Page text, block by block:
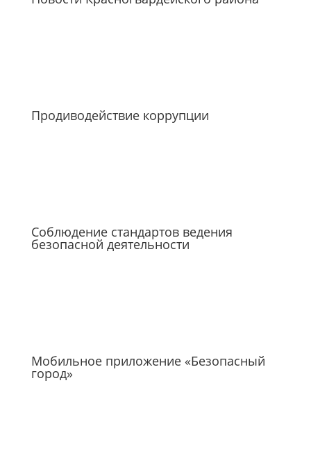
Продиводействие коррупции
Соблюдение стандартов ведения
безопасной деятельности
Мобильное приложение «Безопасный
город»